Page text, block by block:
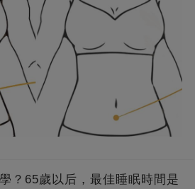
？65歲以后，最佳睡眠時間是